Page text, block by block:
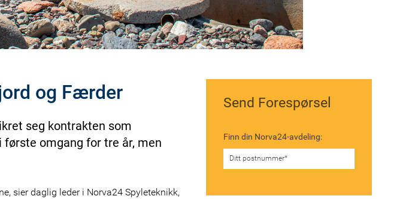
og Færder
seg kontrakten som
omgang for tre år, men
sier daglig leder i Norva24 Spyleteknikk,
Send Forespørsel
Finn din Norva24-avdeling: